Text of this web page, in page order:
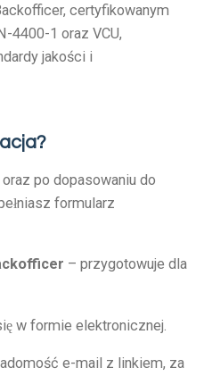
certyfikowanym
4400-1 oraz VCU,
jakości i
po dopasowaniu do
formularz
– przygotowuje dla
w formie elektronicznej.
e-mail z linkiem, za